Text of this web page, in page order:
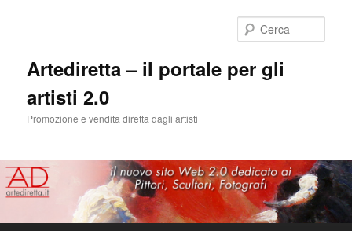
Artediretta – il portale per gli
artisti 2.0
Promozione e vendita diretta dagli artisti